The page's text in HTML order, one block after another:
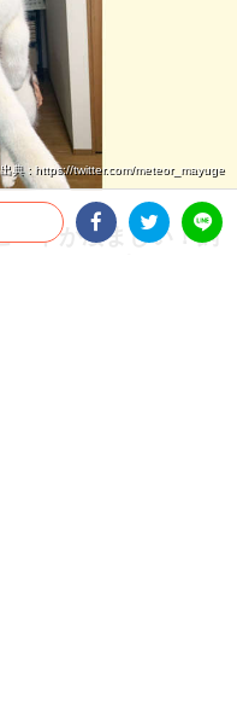
出典 : https://twitter.com/meteor_mayuge
ードが凄まじい！飼